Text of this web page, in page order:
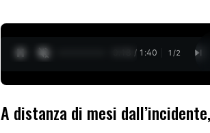
0:19 / 1:40 1 /2
A distanza di mesi